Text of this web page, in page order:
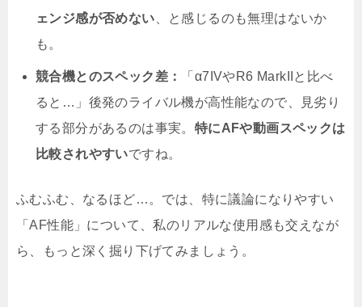
ェンジ感が否めない 、と感じるのも無理はないか
も。
競合機とのスペック差：
「α7IVやR6 MarkIIと比べ
ると…」後発のライバル機が高性能なので、見劣り
する部分があるのは事実。 特にAFや動画スペックは
比較されやすいですね。
ふむふむ、なるほど…。では、特に議論になりやすい
「AF性能」について、私のリアルな使用感も交えなが
ら、もっと深く掘り下げてみましょう。